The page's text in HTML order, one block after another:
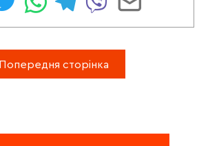
Попередня сторінка